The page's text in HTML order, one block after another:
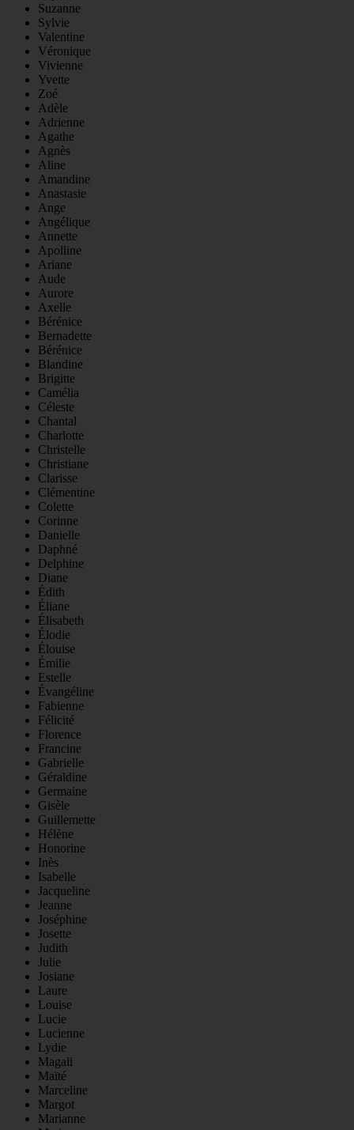
Suzanne
Sylvie
Valentine
Véronique
Vivienne
Yvette
Zoé
Adèle
Adrienne
Agathe
Agnès
Aline
Amandine
Anastasie
Ange
Angélique
Annette
Apolline
Ariane
Aude
Aurore
Axelle
Bérénice
Bernadette
Bérénice
Blandine
Brigitte
Camélia
Céleste
Chantal
Charlotte
Christelle
Christiane
Clarisse
Clémentine
Colette
Corinne
Danielle
Daphné
Delphine
Diane
Édith
Éliane
Élisabeth
Élodie
Élouise
Émilie
Estelle
Évangéline
Fabienne
Félicité
Florence
Francine
Gabrielle
Géraldine
Germaine
Gisèle
Guillemette
Hélène
Honorine
Inès
Isabelle
Jacqueline
Jeanne
Joséphine
Josette
Judith
Julie
Josiane
Laure
Louise
Lucie
Lucienne
Lydie
Magali
Maïté
Marceline
Margot
Marianne